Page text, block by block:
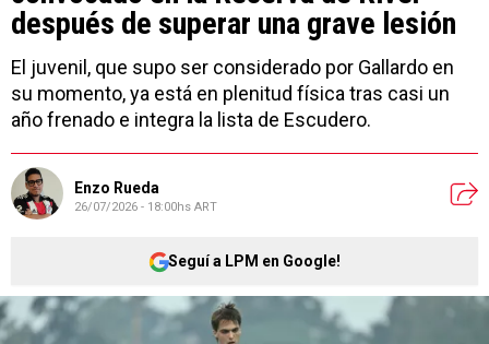
después de superar una grave lesión
El juvenil, que supo ser considerado por Gallardo en
su momento, ya está en plenitud física tras casi un
año frenado e integra la lista de Escudero.
Enzo Rueda
26/07/2026 - 18:00hs ART
Seguí a LPM en Google!